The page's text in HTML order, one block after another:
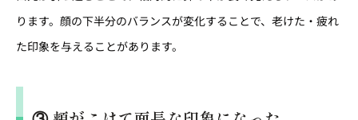
ります。顔の下半分のバランスが変化することで、老けた・疲れ
た印象を与えることがあります。